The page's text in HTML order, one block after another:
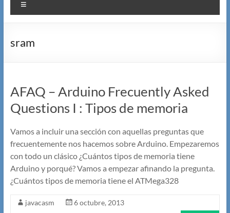
sram
AFAQ – Arduino Frecuently Asked
Questions I : Tipos de memoria
Vamos a incluir una sección con aquellas preguntas que
frecuentemente nos hacemos sobre Arduino. Empezaremos
con todo un clásico ¿Cuántos tipos de memoria tiene
Arduino y porqué? Vamos a empezar afinando la pregunta.
¿Cuántos tipos de memoria tiene el ATMega328
javacasm
6 octubre, 2013